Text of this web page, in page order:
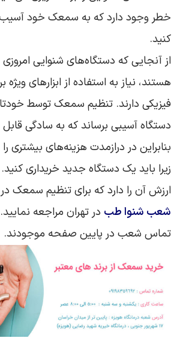
خطر وجود دارد که به سمعک خود آسیب
کنید.
از آنجایی که دستگاه‌های شنوایی
هستند، نیاز به استفاده از ابزارهای
فیزیکی دارند. تنظیم سمعک توسط
دستگاه آسیبی برساند که به سادگی
بنابراین در درازمدت هزینه‌های بیشتری
زیرا باید یک دستگاه جدید خریداری
ارزش آن را دارد که برای تنظیم سمعک در
شعب شنوا طب در تهران مراجعه
تماس شعب در پایین صفحه موجودند.